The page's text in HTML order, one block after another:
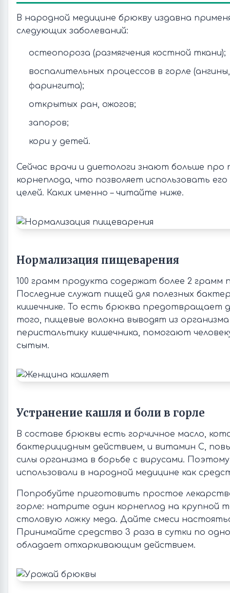
В народной медицине брюкву издавна
следующих заболеваний:
остеопороза (размягчения костной ткани);
воспалительных процессов в горле
фарингита);
открытых ран, ожогов;
запоров;
кори у детей.
Сейчас врачи и диетологи знают больше про
корнеплода, что позволяет использовать
целей. Каких именно – читайте ниже.
Нормализация пищеварения
100 грамм продукта содержат более 2 грамм
Последние служат пищей для полезных
кишечнике. То есть брюква предотвращает
того, пищевые волокна выводят из
перистальтику кишечника, помогают
сытым.
Устранение кашля и боли в горле
В составе брюквы есть горчичное масло,
бактерицидным действием, и витамин С,
силы организма в борьбе с вирусами.
использовали в народной медицине как
Попробуйте приготовить простое
горле: натрите один корнеплод на крупной
столовую ложку меда. Дайте смеси
Принимайте средство 3 раза в сутки по
обладает отхаркивающим действием.